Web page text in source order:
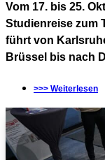
Vom 17. bis 25.
Studienreise zum
führt von
Brüssel bis nach
>>> Weiterlesen